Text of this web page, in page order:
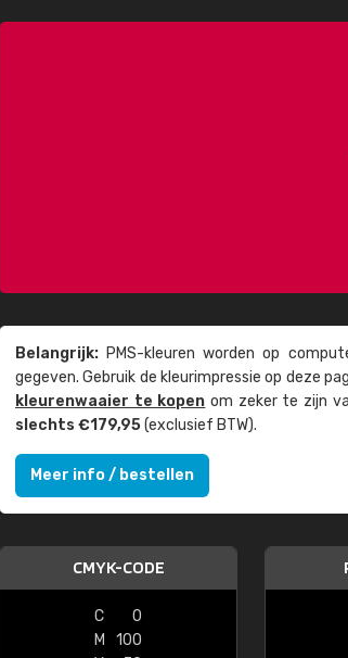
Belangrijk: PMS-kleuren worden op
gegeven. Gebruik de kleur­impressie op deze
kleuren­waaier te kopen om zeker te zijn
slechts €179,95(exclusief BTW).
Meer info / bestellen
CMYK-CODE
C
0
M
100